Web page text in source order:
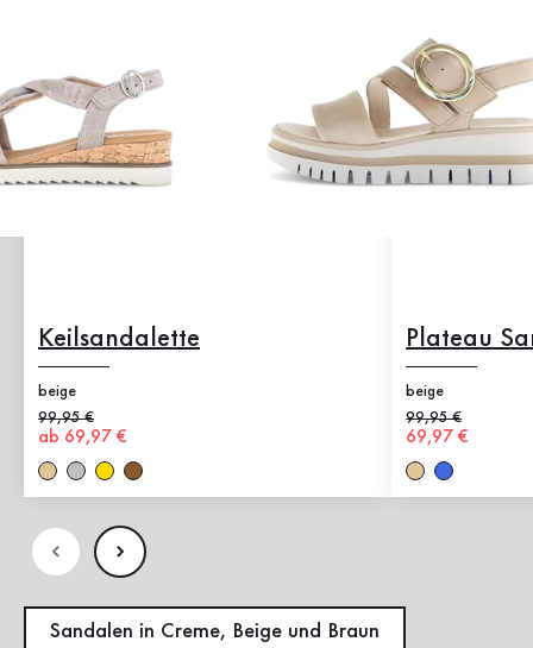
Keilsandalette
beige
Alter Preis
99,95 €
Neuer Preis
ab 69,97 €
Plateau
beige
Alter Preis
99,95 €
Neuer Preis
69,97 €
Sandalen in Creme, Beige und Braun